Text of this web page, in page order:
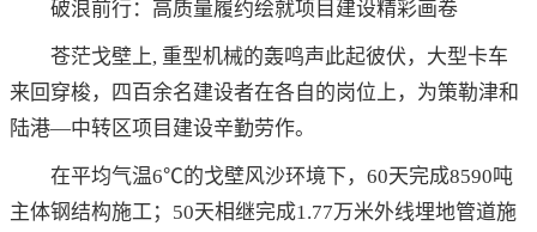
破浪前行：高质量履约绘就项目建设精彩画卷
苍茫戈壁上, 重型机械的轰鸣声此起彼伏，大型卡车
来回穿梭，四百余名建设者在各自的岗位上，为策勒津和
陆港—中转区项目建设辛勤劳作。
在平均气温6℃的戈壁风沙环境下，60天完成8590吨
主体钢结构施工；50天相继完成1.77万米外线埋地管道施